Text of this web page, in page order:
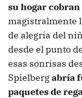
su hogar
magistralmente
de alegría del
desde el punto
esas sonrisas
Spielbergabría
paquetes de